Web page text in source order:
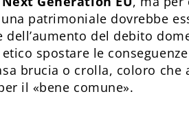
una patrimoniale dovrebbe
dell’aumento del debito
spostare le
brucia o crolla, coloro
il «bene comune».